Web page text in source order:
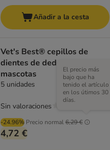
Añadir a la cesta
Vet's Best® cepillos de
dientes de dedo para
mascotas
5 unidades
-24.96% Precio normal6,29 €
El precio más
bajo que ha
tenido el artículo
en los útimos 30
días.
4,72 €
Sin valoraciones